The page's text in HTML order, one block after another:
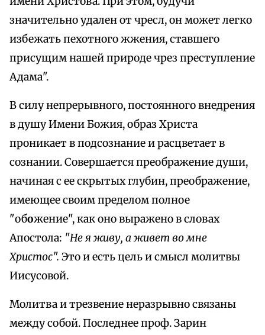
значительно удален от чресл, он может легко
избежать пехотного жжения, ставшего
присущим нашей природе чрез преступление
Адама".
В силу непрерывного, постоянного внедрения
в душу Имени Божия, образ Христа
проникает в подсознание и расцветает в
сознании. Совершается преображение души,
начиная с ее скрытых глубин, преображение,
имеющее своим пределом полное
"обожение", как оно выражено в словах
Апостола: "Не я живу, а живет во мне
Христос". Это и есть цель и смысл молитвы
Иисусовой.
Молитва и трезвение неразрывно связаны
между собой. Последнее проф. Зарин